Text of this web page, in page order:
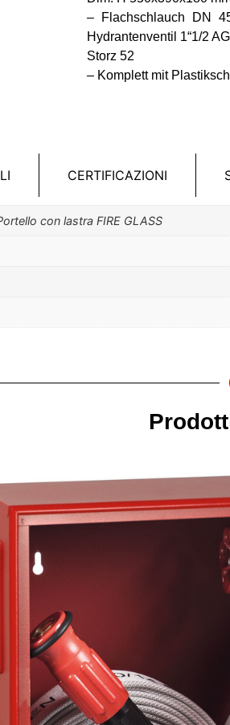
– Flachschlauch DN
Hydrantenventil 1“1/2
Storz 52
– Komplett mit
CERTIFICAZIONI
con lastra FIRE GLASS